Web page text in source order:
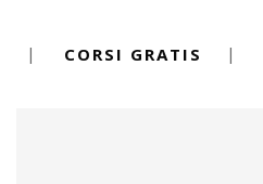
CORSI GRATIS